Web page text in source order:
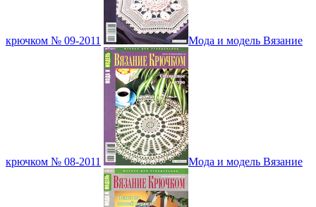
крючком № 09-2011 Мода и модель Вязание
крючком № 08-2011 Мода и модель Вязание